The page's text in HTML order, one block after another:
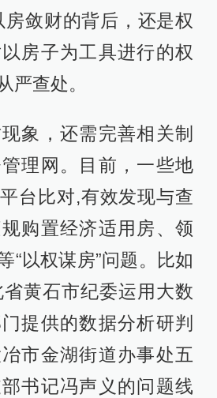
房敛财的背后，还是权
房子为工具进行的权
严查处。
象，还需完善相关制
理网。目前，一些地
台比对,有效发现与查
购置经济适用房、领
“以权谋房”问题。比如
黄石市纪委运用大数
提供的数据分析研判
市金湖街道办事处五
书记冯声义的问题线